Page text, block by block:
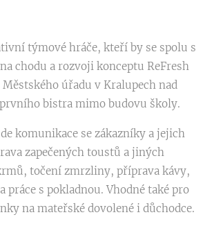
týmové hráče, kteří by se spolu s
chodu a rozvoji konceptu ReFresh
úřadu v Kralupech nad
bistra mimo budovu školy.
komunikace se zákazníky a jejich
zapečených toustů a jiných
točení zmrzliny, příprava kávy,
práce s pokladnou. Vhodné také pro
na mateřské dovolené i důchodce.